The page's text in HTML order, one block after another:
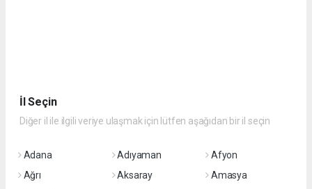
İl Seçin
Diğer il ile ilgili veriye ulaşmak için lütfen aşağıdan bir il seçin
Adana Adıyaman
Afyon
Ağrı
Aksaray
Amasya